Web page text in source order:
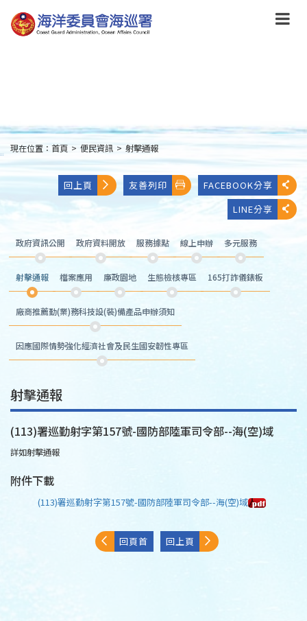
到
主
:::
現在位置： 首頁 > 便民資訊 > 射擊通報
回上頁 友善列印
FACEBOOK分享
LINE分享
政府資訊公開 政府資料開放 服務據點 線上申辦 多元服務
射擊通報 檔案應用 廉政園地 生態檢核專區 165打詐儀錶板
廠商推薦勤(業)務科技設(裝)備產品申辦須知
因應國際情勢強化經濟社會及民生國安韌性專區
射擊通報
(113)署巡勤射字第157號-國防部陸軍司令部--海(空)域
詳如射擊通報
附件下載
(113)署巡勤射字第157號-國防部陸軍司令部--海(空)域
回頁首 回上頁